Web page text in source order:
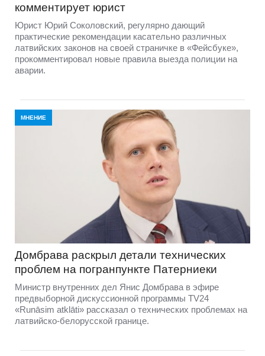
комментирует юрист
Юрист Юрий Соколовский, регулярно дающий
практические рекомендации касательно различных
латвийских законов на своей страничке в «Фейсбуке»,
прокомментировал новые правила выезда полиции на
аварии.
МНЕНИЕ
Домбравa раскрыл детали технических
проблем на погранпункте Патерниеки
Министр внутренних дел Янис Домбрава в эфире
предвыборной дискуссионной программы TV24
«Runāsim atklāti» рассказал о технических проблемах на
латвийско-белорусской границе.